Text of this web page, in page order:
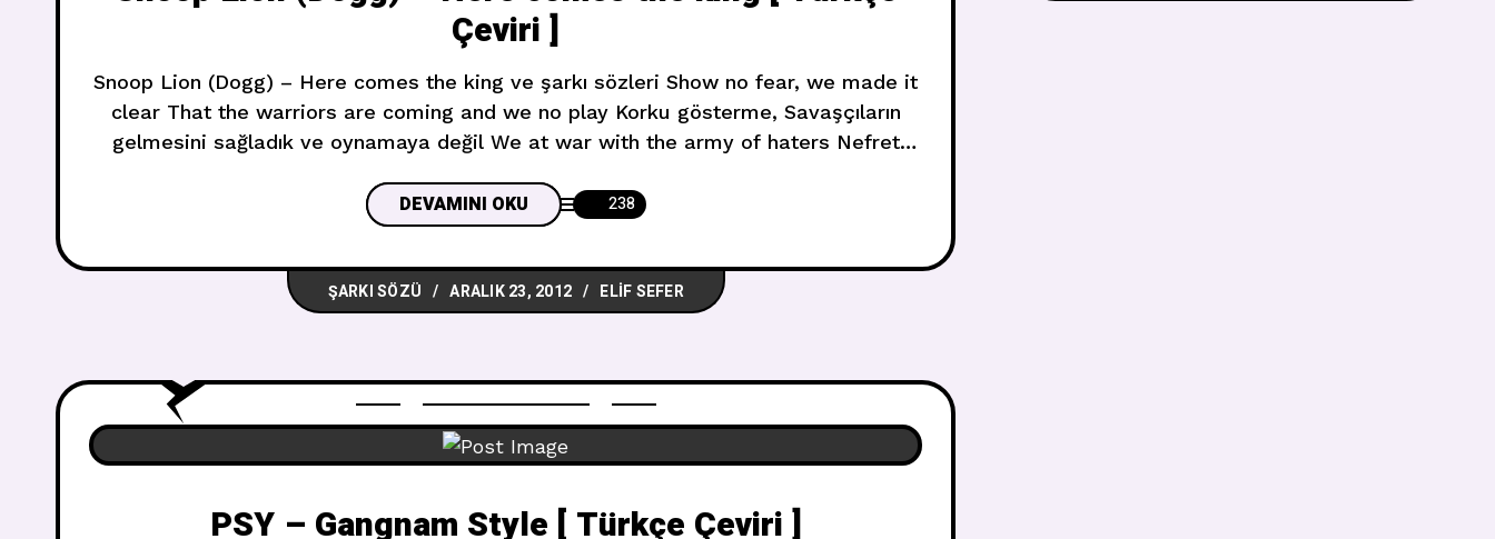
Çeviri ]
Snoop Lion (Dogg) – Here comes the king ve şarkı sözleri Show no fear, we made it
clear That the warriors are coming and we no play Korku gösterme, Savaşçıların
gelmesini sağladık ve oynamaya değil We at war with the army of haters Nefret
DEVAMINI OKU 238
ŞARKI SÖZÜ ARALIK 23, 2012 ELIF SEFER
PSY – Gangnam Style [ Türkçe Çeviri ]